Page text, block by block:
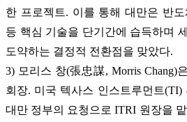
한 프로젝트. 이를 통해 대만은 반
등 핵심 기술을 단기간에 습득하며
도약하는 결정적 전환점을 맞았다.
3) 모리스 창(張忠謀, Morris Chang)
회장. 미국 텍사스 인스트루먼트(TI)
대만 정부의 요청으로 ITRI 원장을